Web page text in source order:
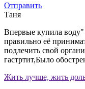
Отправить
Таня
Впервые купила
правильно её
подлечить свой
гастртит,Было
Жить лучше, жить